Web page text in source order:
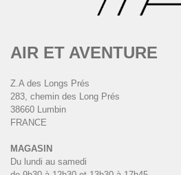
AIR ET AVENTURE
Z.A des Longs Prés
283, chemin des Long Prés
38660 Lumbin
FRANCE
MAGASIN
Du lundi au samedi